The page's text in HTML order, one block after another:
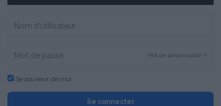
Mot de passe oublié ?
Se souvenir de moi
Se connecter